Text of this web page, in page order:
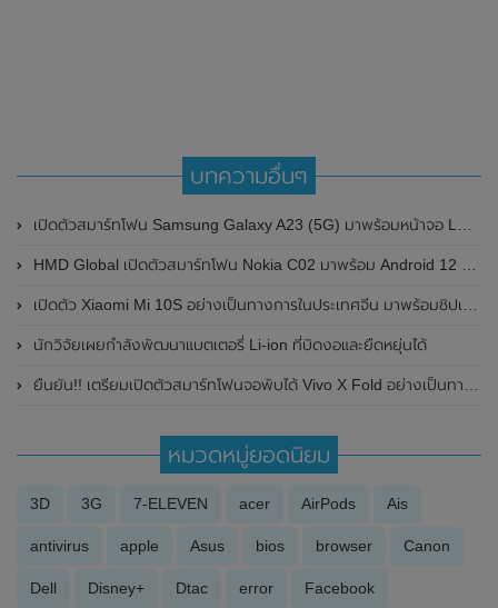
บทความอื่นๆ
เปิดตัวสมาร์ทโฟน Samsung Galaxy A23 (5G) มาพร้อมหน้าจอ LCD ขนาด 6.6 นิ้ว และแบตเตอรี่สุดอึด 5,000mAh
HMD Global เปิดตัวสมาร์ทโฟน Nokia C02 มาพร้อม Android 12 (Go Edition) , กันน้ำ IP52 และแบตเตอรี่ขนาดใหญ่ 3,000mAh
เปิดตัว Xiaomi Mi 10S อย่างเป็นทางการในประเทศจีน มาพร้อมชิปเซ็ต Snapdragon 870 , ลำโพงคู่ , กล้องความละเอียดสูงสุด 108MP และแบตเตอรี่ขนาดใหญ่ ในราคาเริ่มต้นที่ 3,299 หยวน
นักวิจัยเผยกำลังพัฒนาแบตเตอรี่ Li-ion ที่บิดงอและยืดหยุ่นได้
ยืนยัน!! เตรียมเปิดตัวสมาร์ทโฟนจอพับได้ Vivo X Fold อย่างเป็นทางการในวันที่ 11 เมษายน 2022 นี้ พร้อมเผยคลิปวิดีโอคลิปทีเซอร์
หมวดหมู่ยอดนิยม
3D 3G 7-ELEVEN acer AirPods Ais
antivirus apple Asus bios browser Canon
Dell Disney+ Dtac error Facebook